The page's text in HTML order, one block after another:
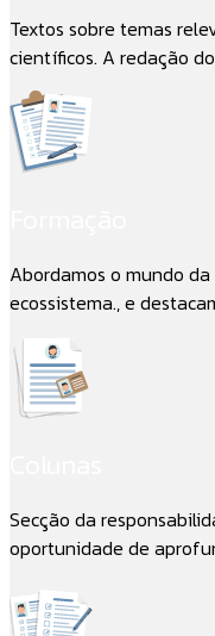
Textos sobre temas
científicos. A redação
Abordamos o mundo
ecossistema., e
Secção da
oportunidade de